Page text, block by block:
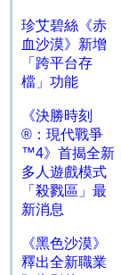
珍艾碧絲《赤
血沙漠》新增
「跨平台存
檔」功能
《決勝時刻
®：現代戰爭
™4》首揭全新
多人遊戲模式
「殺戮區」最
新消息
《黑色沙漠》
釋出全新職業